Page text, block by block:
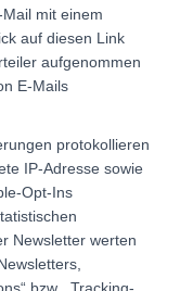
mit einem
auf diesen Link
aufgenommen
E-Mails
protokollieren
IP-Adresse sowie
Opt-Ins
Newsletter werten